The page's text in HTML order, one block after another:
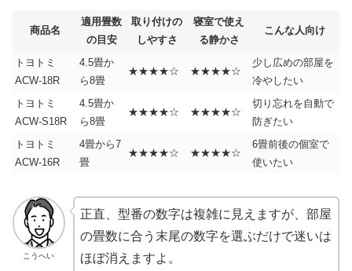
商品名
適用畳数
の目安
取り付けの
しやすさ
寝室で使え
る静かさ
こんな人向け
トヨトミ
ACW-18R
4.5畳か
ら8畳
★★★★☆ ★★★★☆
少し広めの部屋を
冷やしたい
トヨトミ
ACW-S18R
4.5畳か
ら8畳
★★★★☆ ★★★★☆
切り忘れを自動で
防ぎたい
トヨトミ
ACW-16R
4畳から7
畳
★★★★☆ ★★★★☆
6畳前後の個室で
使いたい
こうへい
正直、型番の数字は複雑に見えますが、部屋
の畳数に合う末尾の数字を選ぶだけで迷いは
ほぼ消えますよ。